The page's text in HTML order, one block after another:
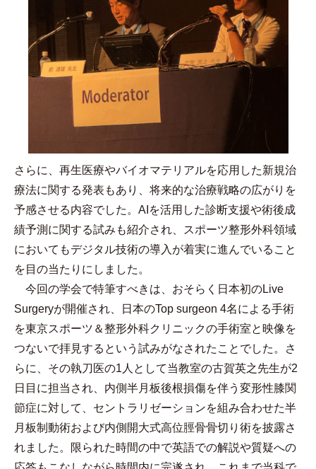
さらに、再生医療やバイオマテリアルを応用した新規治
療法に関する発表もあり、将来的な治療戦略の広がりを
予感させる内容でした。 AI を活用した診断支援や術後成
績予測に関する試みも紹介され、スポーツ整形外科領域
においてもデジタル技術の導入が着実に進んでいること
を目の当たりにしました。
今回の学会で特筆すべきは、おそらく日本初のLive
Surgeryが開催され、日本のTop surgeon 4名による手術
を東京スポーツ＆整形外科クリニックの手術室と映像を
つないで拝見するという試みがなされたことでした。さ
らに、その執刀医の1 人として当教室の古賀英之先生が2
日目に担当され、内側半月板後根損傷を伴う変形性膝関
節症に対して、セントラリゼーションを組み合わせた半
月板制動術および内側開大式高位脛骨骨切り術を披露さ
れました。限られた時間の中で英語での解説や質疑への